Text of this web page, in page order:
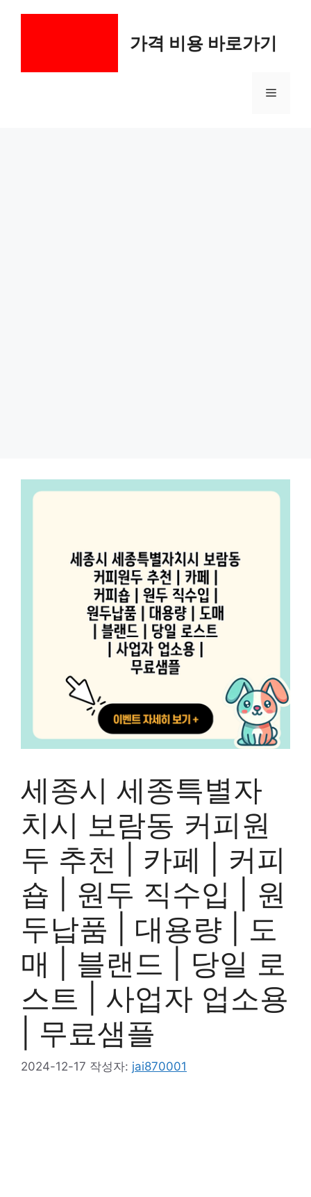
가격 비용 바로가기
메
세종시 세종특별자
치시 보람동 커피원
두 추천 | 카페 | 커피
숍 | 원두 직수입 | 원
두납품 | 대용량 | 도
매 | 블랜드 | 당일 로
스트 | 사업자 업소용
| 무료샘플
2024-12-17 작성자: jai870001